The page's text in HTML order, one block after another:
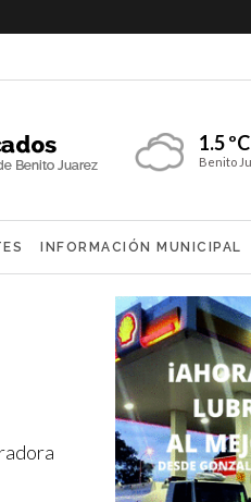
1.5 ºC
Benito
INFORMACIÓN MUNICIPAL